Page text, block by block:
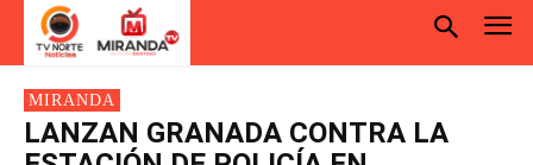
MIRANDA
LANZAN GRANADA CONTRA LA